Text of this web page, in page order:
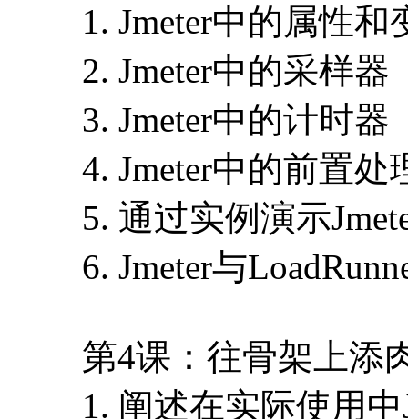
1. Jmeter中的属性和
2. Jmeter中的采样器
3. Jmeter中的计时器
4. Jmeter中的前置
5. 通过实例演示
6. Jmeter与
第4课：往骨架上添
1. 阐述在实际使用